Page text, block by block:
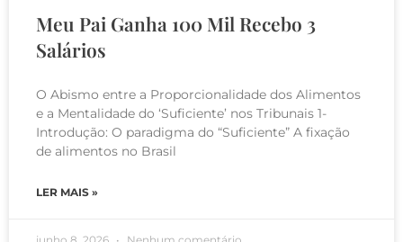
Meu Pai Ganha 100 Mil Recebo 3
Salários
O Abismo entre a Proporcionalidade dos Alimentos
e a Mentalidade do ‘Suficiente’ nos Tribunais 1-
Introdução: O paradigma do “Suficiente” A fixação
de alimentos no Brasil
LER MAIS »